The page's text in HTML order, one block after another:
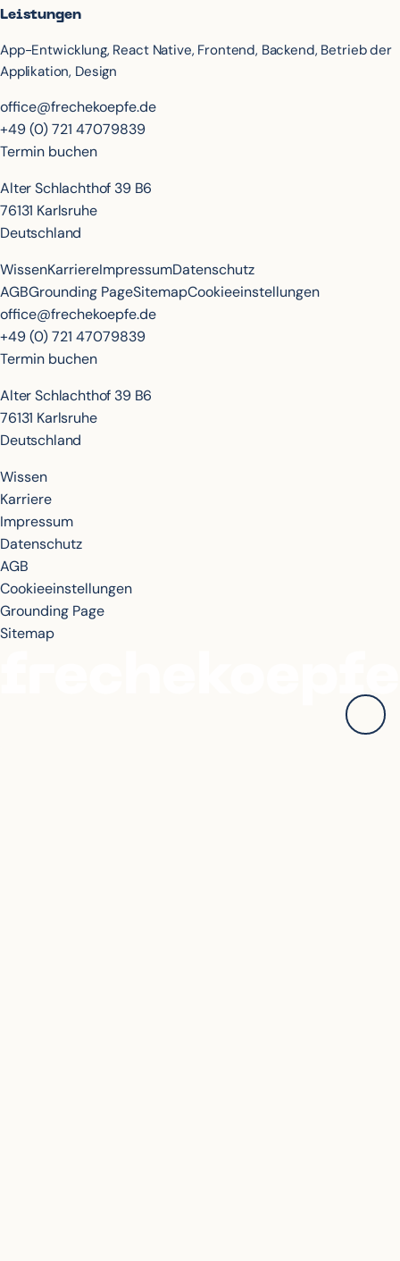
Leistungen
App-Entwicklung, React Native, Frontend, Backend, Betrieb der
Applikation, Design
office@frechekoepfe.de
+49 (0) 721 47079839
Termin buchen
Alter Schlachthof 39 B6
76131 Karlsruhe
Deutschland
WissenKarriereImpressumDatenschutz
AGBGrounding PageSitemapCookieeinstellungen
office@frechekoepfe.de
+49 (0) 721 47079839
Termin buchen
Alter Schlachthof 39 B6
76131 Karlsruhe
Deutschland
Wissen
Karriere
Impressum
Datenschutz
AGB
Cookieeinstellungen
Grounding Page
Sitemap